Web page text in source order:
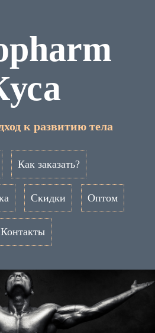
к развитию тела
Как заказать?
Скидки Оптом
Контакты